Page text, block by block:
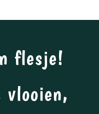
flesje!
vlooien,